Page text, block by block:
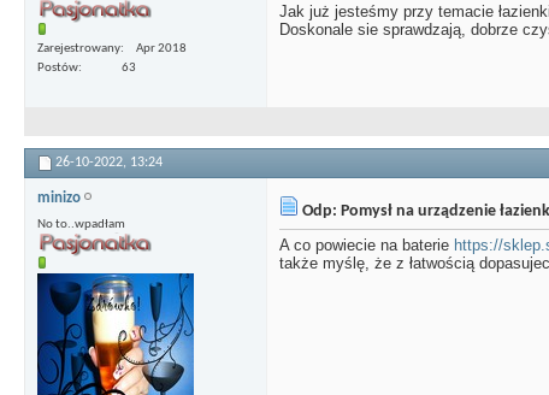
Zarejestrowany
Apr 2018
Postów
63
Jak już jesteśmy przy temacie
Doskonale sie sprawdzają, dobrze
26-10-2022, 13:24
minizo
No to..wpadłam
Odp: Pomysł na urządzenie
A co powiecie na baterie https://
także myślę, że z łatwością